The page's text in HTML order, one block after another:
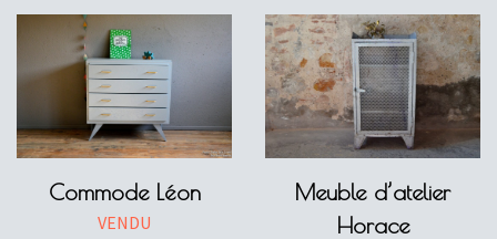
Commode Léon
VENDU
Meuble d’atelier
Horace